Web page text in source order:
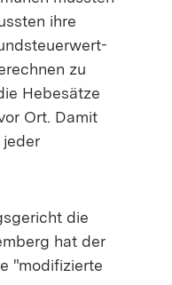
ihre
zu
Hebesätze
Ort. Damit
jeder
die
hat der
"modifizierte